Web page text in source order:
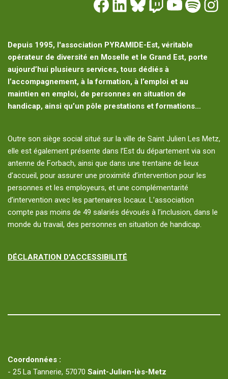
Depuis 1995, l'association PYRAMIDE-Est, véritable
opérateur de diversité en Moselle et le Grand Est, porte
aujourd’hui plusieurs services, tous dédiés à
l’accompagnement, à la formation, à l’emploi et au
maintien en emploi, de personnes en situation de
handicap, ainsi qu’un pôle prestations et formations…
Outre son siège social situé sur la ville de Saint Julien Les Metz,
elle est également présente dans l’Est du département via son
antenne de Forbach, ainsi que dans une trentaine de lieux
d’accueil, pour assurer une proximité d’intervention pour les
personnes et les employeurs, et une complémentarité
d’intervention avec les partenaires locaux. L’association
compte pas moins de 49 salariés dévoués à l’inclusion, dans le
monde du travail, des personnes en situation de handicap.
DÉCLARATION D'ACCESSIBILITÉ
Coordonnées :
- 25 La Tannerie, 57070 Saint-Julien-lès-Metz